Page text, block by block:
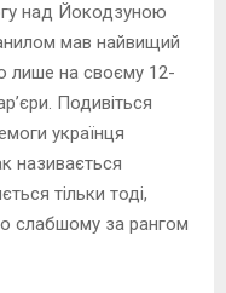
над Йокодзуною
мав найвищий
лише на своєму 12-
Подивіться
українця
називається
тільки тоді,
слабшому за рангом